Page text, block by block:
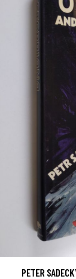
PETER